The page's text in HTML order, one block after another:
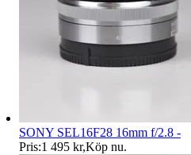
SONY SEL16F28 16mm f/2.8 -
Pris:1 495 kr,Köp nu.